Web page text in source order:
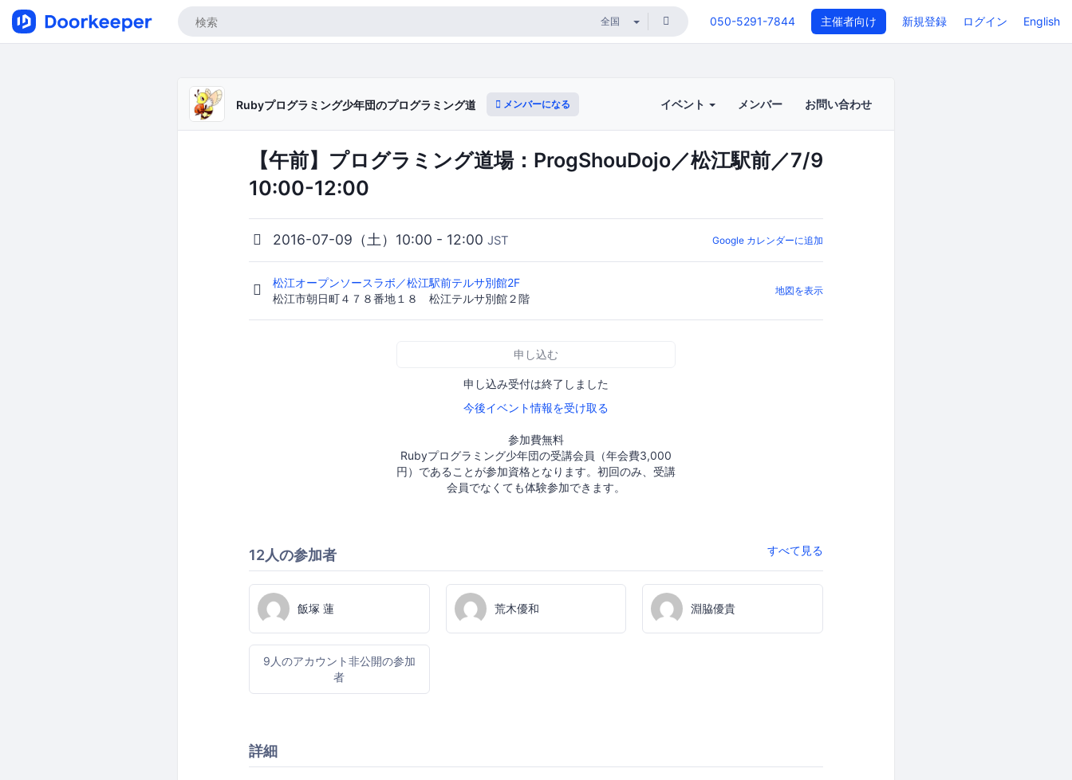
050-5291-7844 主催者向け 新規登録 ログイン English
Rubyプログラミング少年団のプログラミング道場：ProgShouDojo
メンバーになる イベント メンバー お問い合わせ
【午前】プログラミング道場：ProgShouDojo／松江駅前／7/9
10:00-12:00
2016-07-09（土）10:00 - 12:00 JST Google カレンダーに追加
松江オープンソースラボ／松江駅前テルサ別館2F
松江市朝日町４７８番地１８ 松江テルサ別館２階
地図を表示
申し込む
申し込み受付は終了しました
今後イベント情報を受け取る
参加費無料
Rubyプログラミング少年団の受講会員（年会費3,000
円）であることが参加資格となります。初回のみ、受講
会員でなくても体験参加できます。
12人の参加者 すべて見る
飯塚 蓮 荒木優和 淵脇優貴
9人のアカウント非公開の参加
者
詳細